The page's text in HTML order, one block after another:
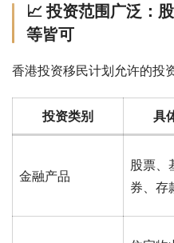
📈 投资范围广泛：
等皆可
香港投资移民计划允许的投
投资类别 具
金融产品
股票、
券、存